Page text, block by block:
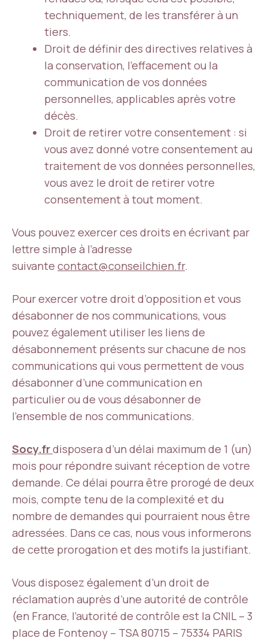
techniquement, de les transférer à un
tiers.
Droit de définir des directives relatives à
la conservation, l’effacement ou la
communication de vos données
personnelles, applicables après votre
décès.
Droit de retirer votre consentement : si
vous avez donné votre consentement au
traitement de vos données personnelles,
vous avez le droit de retirer votre
consentement à tout moment.
Vous pouvez exercer ces droits en écrivant par
lettre simple à l’adresse
suivante contact@conseilchien.fr.
Pour exercer votre droit d’opposition et vous
désabonner de nos communications, vous
pouvez également utiliser les liens de
désabonnement présents sur chacune de nos
communications qui vous permettent de vous
désabonner d’une communication en
particulier ou de vous désabonner de
l’ensemble de nos communications.
Socy.frdisposera d’un délai maximum de 1 (un)
mois pour répondre suivant réception de votre
demande. Ce délai pourra être prorogé de deux
mois, compte tenu de la complexité et du
nombre de demandes qui pourraient nous être
adressées. Dans ce cas, nous vous informerons
de cette prorogation et des motifs la justifiant.
Vous disposez également d’un droit de
réclamation auprès d’une autorité de contrôle
(en France, l’autorité de contrôle est la CNIL – 3
place de Fontenoy – TSA 80715 – 75334 PARIS